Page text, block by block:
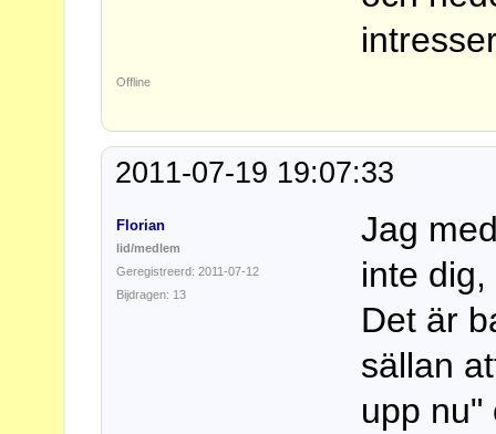
Offline
2011-07-19 19:07:33
Florian
lid/medlem
Geregistreerd: 2011-07-12
Bijdragen: 13
Jag
inte dig,
Det är
sällan
upp nu"